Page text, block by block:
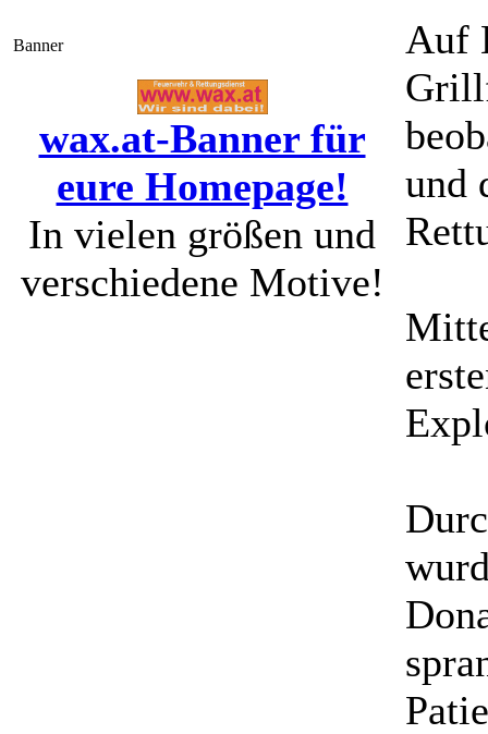
Banner
wax.at-Banner für
eure Homepage!
In vielen größen und
verschiedene Motive!
Auf
und